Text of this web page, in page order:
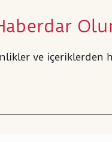
ve içeriklerden